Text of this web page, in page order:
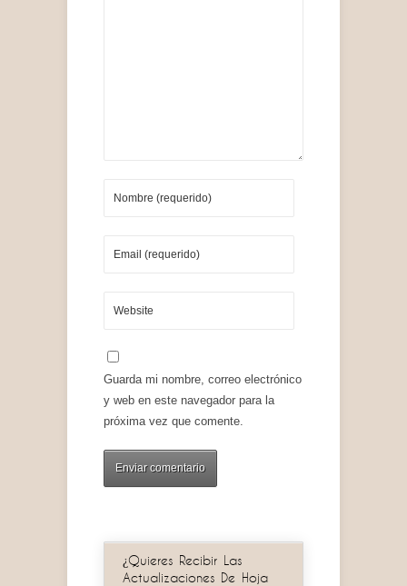
Guarda mi nombre, correo electrónico
y web en este navegador para la
próxima vez que comente.
¿Quieres Recibir Las
Actualizaciones De Hoja